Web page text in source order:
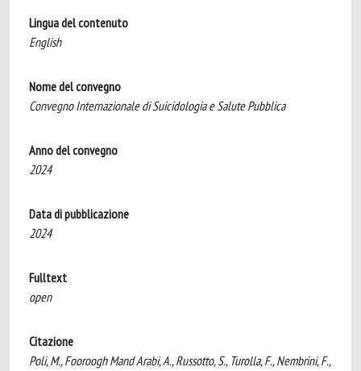
Lingua del contenuto
English
Nome del convegno
Convegno Internazionale di Suicidologia e Salute Pubblica
Anno del convegno
2024
Data di pubblicazione
2024
Fulltext
open
Citazione
Poli, M., Fooroogh Mand Arabi, A., Russotto, S., Turolla, F., Nembrini, F.,